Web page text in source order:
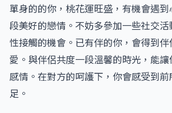
單身的的你，桃花運旺盛，有機會遇
段美好的戀情。不妨多參加一些社交
性接觸的機會。已有伴的你，會得到
愛。與伴侶共度一段溫馨的時光，能
感情。在對方的呵護下，你會感受到
足。